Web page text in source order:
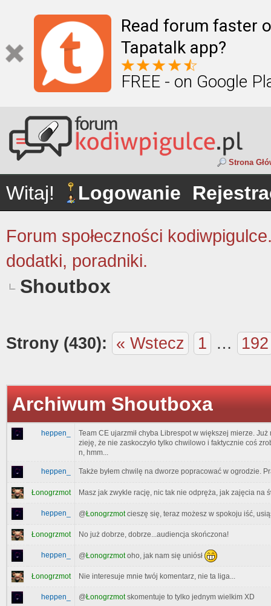
Read forum faster
Tapatalk app?
FREE - on Google
Strona
Witaj! Logowanie
Forum społeczności
dodatki, poradniki.
Shoutbox
Strony (430): « Wstecz 1 … 192
Archiwum Shoutboxa
heppen_
Team CE ujarzmił chyba Librespot w większej mierze.
zieję, że nie zaskoczyło tylko chwilowo i faktycznie coś
n, hmm...
heppen_ Także byłem chwilę na dworze popracować w ogrodzie.
Łonogrzmot Masz jak zwykle rację, nic tak nie odpręża, jak zajęcia na
heppen_ @Łonogrzmotcieszę się, teraz możesz w spokoju iść,
Łonogrzmot No już dobrze, dobrze...audiencja skończona!
heppen_ @Łonogrzmotoho, jak nam się uniósł
Łonogrzmot Nie interesuje mnie twój komentarz, nie ta liga...
heppen_ @Łonogrzmotskomentuje to tylko jednym wielkim XD